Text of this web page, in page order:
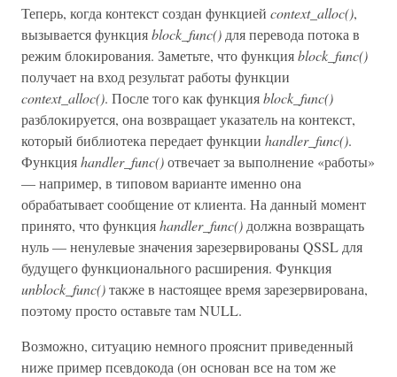
Теперь, когда контекст создан функцией context_alloc(),
вызывается функцияblock_func() для перевода потока в
режим блокирования. Заметьте, что функцияblock_func()
получает на вход результат работы функции
context_alloc(). После того как функцияblock_func()
разблокируется, она возвращает указатель на контекст,
который библиотека передает функции handler_func().
Функцияhandler_func()отвечает за выполнение «работы»
— например, в типовом варианте именно она
обрабатывает сообщение от клиента. На данный момент
принято, что функцияhandler_func() должна возвращать
нуль — ненулевые значения зарезервированы QSSL для
будущего функционального расширения. Функция
unblock_func()также в настоящее время зарезервирована,
поэтому просто оставьте там NULL.
Возможно, ситуацию немного прояснит приведенный
ниже пример псевдокода (он основан все на том же